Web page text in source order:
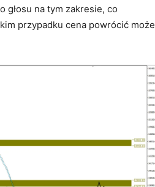
głosu na tym zakresie, co
przypadku cena powrócić może